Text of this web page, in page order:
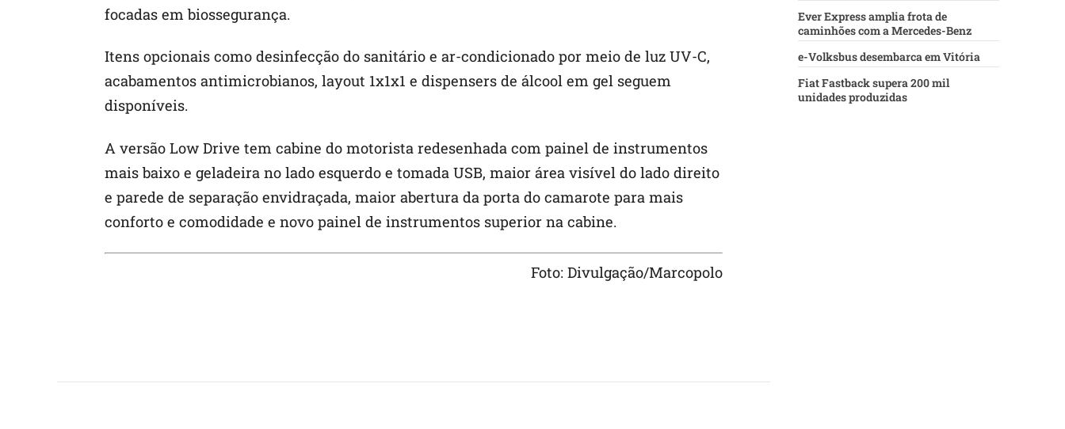
focadas em biossegurança.
Itens opcionais como desinfecção do sanitário e ar-condicionado por meio de luz UV-C,
acabamentos antimicrobianos, layout 1x1x1 e dispensers de álcool em gel seguem
disponíveis.
A versão Low Drive tem cabine do motorista redesenhada com painel de instrumentos
mais baixo e geladeira no lado esquerdo e tomada USB, maior área visível do lado direito
e parede de separação envidraçada, maior abertura da porta do camarote para mais
conforto e comodidade e novo painel de instrumentos superior na cabine.
Foto: Divulgação/Marcopolo
Ever Express amplia frota de
caminhões com a Mercedes-Benz
e-Volksbus desembarca em Vitória
Fiat Fastback supera 200 mil
unidades produzidas